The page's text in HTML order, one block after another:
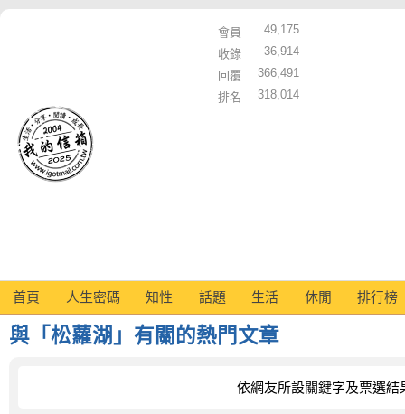
會員
49,175
收錄
36,914
回覆
366,491
排名
318,014
首頁 人生密碼 知性 話題 生活 休閒 排行榜
與「松蘿湖」有關的熱門文章
依網友所設關鍵字及票選結